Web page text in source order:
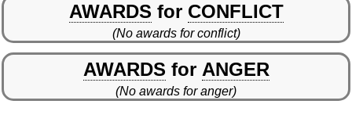
AWARDS for CONFLICT
(No awards for conflict)
AWARDS for ANGER
(No awards for anger)